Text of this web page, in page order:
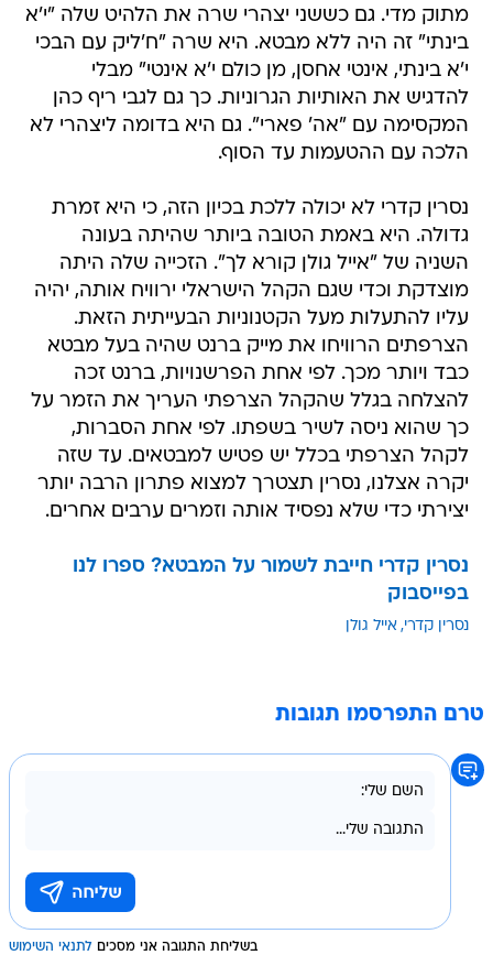
מתוק מדי. גם כששני יצהרי שרה את הלהיט שלה "י'א
בינתי" זה היה ללא מבטא. היא שרה "ח'ליק עם הבכי
י'א בינתי, אינטי אחסן, מן כולם י'א אינטי" מבלי
להדגיש את האותיות הגרוניות. כך גם לגבי ריף כהן
המקסימה עם "אה' פארי". גם היא בדומה ליצהרי לא
הלכה עם ההטעמות עד הסוף.
נסרין קדרי לא יכולה ללכת בכיון הזה, כי היא זמרת
גדולה. היא באמת הטובה ביותר שהיתה בעונה
השניה של "אייל גולן קורא לך". הזכייה שלה היתה
מוצדקת וכדי שגם הקהל הישראלי ירוויח אותה, יהיה
עליו להתעלות מעל הקטנוניות הבעייתית הזאת.
הצרפתים הרוויחו את מייק ברנט שהיה בעל מבטא
כבד ויותר מכך. לפי אחת הפרשנויות, ברנט זכה
להצלחה בגלל שהקהל הצרפתי העריך את הזמר על
כך שהוא ניסה לשיר בשפתו. לפי אחת הסברות,
לקהל הצרפתי בכלל יש פטיש למבטאים. עד שזה
יקרה אצלנו, נסרין תצטרך למצוא פתרון הרבה יותר
יצירתי כדי שלא נפסיד אותה וזמרים ערבים אחרים.
נסרין קדרי חייבת לשמור על המבטא? ספרו לנו
בפייסבוק
נסרין קדרי אייל גולן
טרם התפרסמו תגובות
בשליחת התגובה אני מסכים לתנאי השימוש